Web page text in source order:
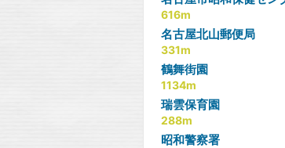
616m
名古屋北山郵便局
331m
鶴舞街園
1134m
瑞雲保育園
288m
昭和警察署